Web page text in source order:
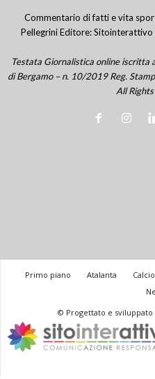
Commentario di fatti e vita
Pellegrini Editore: Sitointerattivo
Testata Giornalistica online iscritta
di Bergamo – n. 10/2019 Reg.
All
Primo piano Atalanta Calcio
© Progettato e